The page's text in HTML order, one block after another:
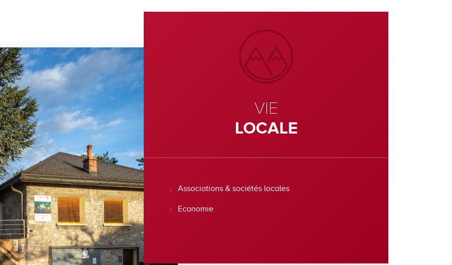
VIE
LOCALE
Associations & sociétés locales
Economie